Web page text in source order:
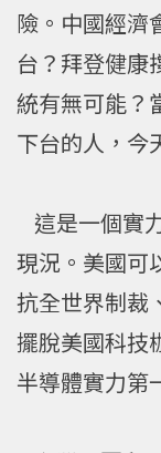
險。中國經濟
台？拜登健康
統有無可能？
下台的人，今
這是一個實
現況。美國可
抗全世界制裁
擺脫美國科技
半導體實力第